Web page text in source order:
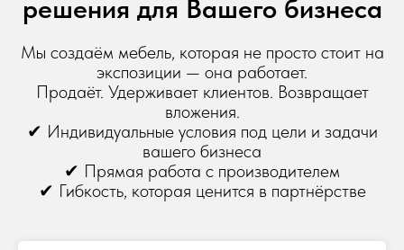
решения для Вашего бизнеса
Мы создаём мебель, которая не просто стоит на
экспозиции — она работает.
Продаёт. Удерживает клиентов. Возвращает
вложения.
✔ Индивидуальные условия под цели и задачи
вашего бизнеса
✔ Прямая работа с производителем
✔ Гибкость, которая ценится в партнёрстве